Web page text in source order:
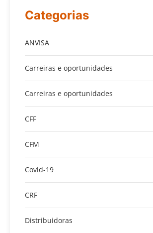
Categorias
ANVISA
Carreiras e oportunidades
Carreiras e oportunidades
CFF
CFM
Covid-19
CRF
Distribuidoras